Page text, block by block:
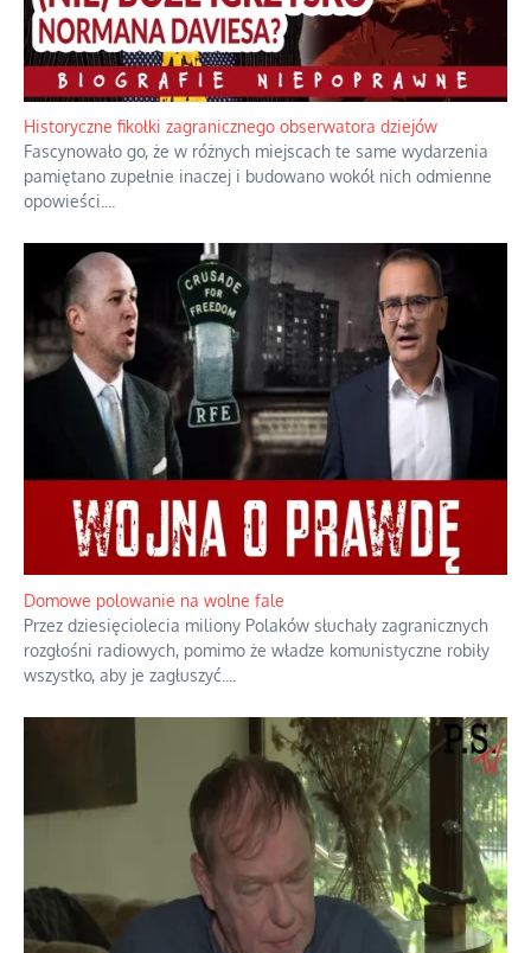
Rozważania o rodzinie przy zielonej herbacie
Rodzina to zbiór jednostek połączonych trwałymi, naturalnymi,
realnymi relacjami....
Historyczne fikołki zagranicznego obserwatora dziejów
Fascynowało go, że w różnych miejscach te same wydarzenia
pamiętano zupełnie inaczej i budowano wokół nich odmienne
opowieści....